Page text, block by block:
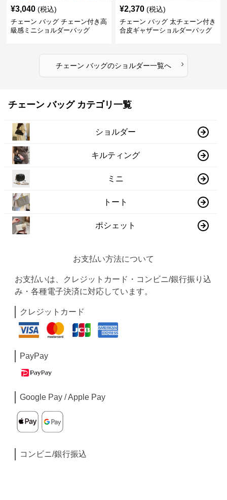
¥3,040 (税込)
チェーン バッグ チェーン付き高
級感ミニショルダーバッグ
¥2,370 (税込)
チェーン バッグ 太チェーン付き
合皮ギャザーショルダーバッグ
チェーン バッグのショルダー一覧へ ›
チェーン バッグ カテゴリ一覧
ショルダー
キルティング
ミニ
トート
ポシェット
お支払い方法について
お支払いは、クレジットカード・コンビニ/銀行振り込
み・各種電子決済に対応しています。
クレジットカード
PayPay
Google Pay / Apple Pay
コンビニ/銀行振込